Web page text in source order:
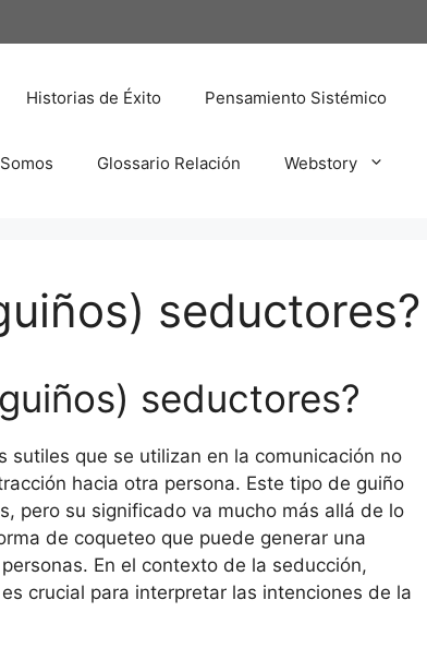
Historias de Éxito Pensamiento Sistémico
Glossario Relación Webstory
seductores?
seductores?
que se utilizan en la comunicación no
hacia otra persona. Este tipo de guiño
pero su significado va mucho más allá de lo
de coqueteo que puede generar una
En el contexto de la seducción,
crucial para interpretar las intenciones de la